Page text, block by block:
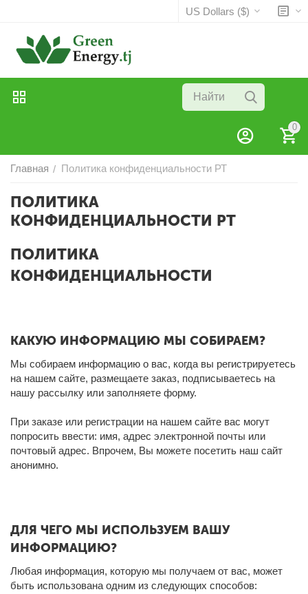
US Dollars ($)
0
Главная / Политика конфиденциальности РТ
ПОЛИТИКА
КОНФИДЕНЦИАЛЬНОСТИ РТ
ПОЛИТИКА
КОНФИДЕНЦИАЛЬНОСТИ
КАКУЮ ИНФОРМАЦИЮ МЫ СОБИРАЕМ?
Мы собираем информацию о вас, когда вы регистрируетесь
на нашем сайте, размещаете заказ, подписываетесь на
нашу рассылку или заполняете форму.
При заказе или регистрации на нашем сайте вас могут
попросить ввести: имя, адрес электронной почты или
почтовый адрес. Впрочем, Вы можете посетить наш сайт
анонимно.
ДЛЯ ЧЕГО МЫ ИСПОЛЬЗУЕМ ВАШУ
ИНФОРМАЦИЮ?
Любая информация, которую мы получаем от вас, может
быть использована одним из следующих способов: